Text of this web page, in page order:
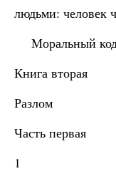
людьми: человек
Моральный
Книга вторая
Разлом
Часть первая
1